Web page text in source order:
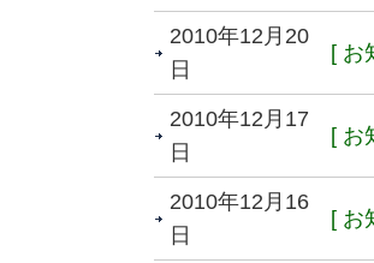
2010年12月20
日
[ お
2010年12月17
日
[ お
2010年12月16
日
[ お